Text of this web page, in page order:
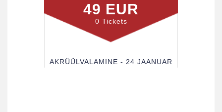
49 EUR
0 Tickets
AKRÜÜLVALAMINE - 24 JAANUAR